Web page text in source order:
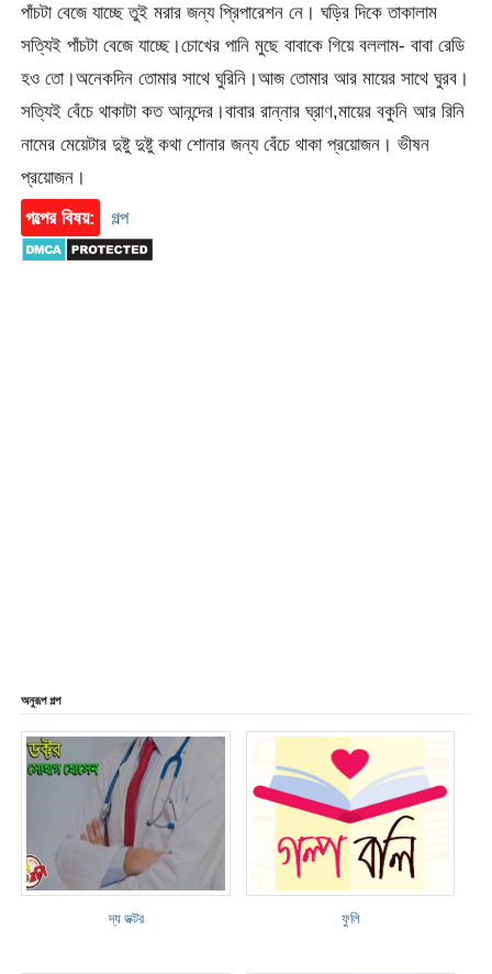
পাঁচটা বেজে যাচ্ছে তুই মরার জন্য প্রিপারেশন নে। ঘড়ির দিকে তাকালাম
সত্যিই পাঁচটা বেজে যাচ্ছে।চোখের পানি মুছে বাবাকে গিয়ে বললাম- বাবা রেডি
হও তো।অনেকদিন তোমার সাথে ঘুরিনি।আজ তোমার আর মায়ের সাথে ঘুরব।
সত্যিই বেঁচে থাকাটা কত আনন্দের।বাবার রান্নার ঘ্রাণ,মায়ের বকুনি আর রিনি
নামের মেয়েটার দুষ্টু দুষ্টু কথা শোনার জন্য বেঁচে থাকা প্রয়োজন। ভীষন
প্রয়োজন।
গল্পের বিষয়:
গল্প
অনুরূপ গল্প
দ্য ডক্টর ফুলি